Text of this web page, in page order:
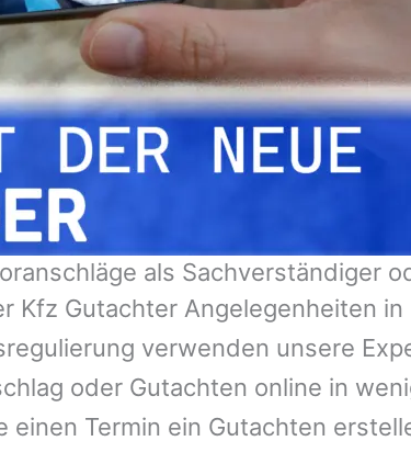
als Sachverständiger
Kfz Gutachter Angelegenheiten in
verwenden unsere
oder Gutachten online in
einen Termin ein Gutachten